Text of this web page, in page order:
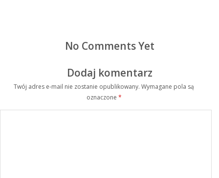
No Comments Yet
Dodaj komentarz
Twój adres e-mail nie zostanie opublikowany. Wymagane pola są
oznaczone *